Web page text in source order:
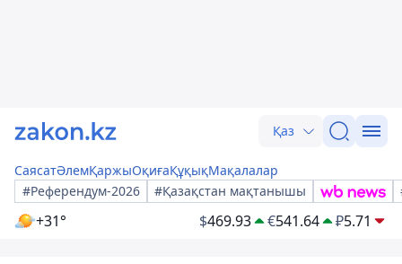
Қаз
СаясатӘлемҚаржыОқиғаҚұқықМақалалар
#Референдум-2026
#Қазақстан мақтанышы
+31° $469.93 €541.64 ₽5.71